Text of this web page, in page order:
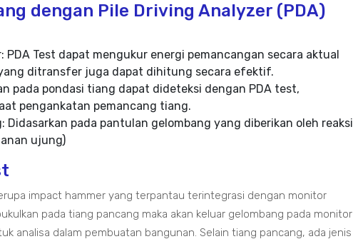
dengan Pile Driving Analyzer (PDA)
PDA Test dapat mengukur energi pemancangan secara aktual
ditransfer juga dapat dihitung secara efektif.
pada pondasi tiang dapat dideteksi dengan PDA test,
pengankatan pemancang tiang.
Didasarkan pada pantulan gelombang yang diberikan oleh reaksi
ujung)
impact hammer yang terpantau terintegrasi dengan monitor
pada tiang pancang maka akan keluar gelombang pada monitor
analisa dalam pembuatan bangunan. Selain tiang pancang, ada jenis